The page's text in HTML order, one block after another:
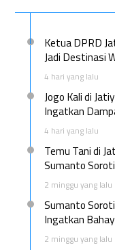
Ketua DPRD
Jadi Destinasi
4 hari yang lalu
Jogo Kali di
Ingatkan
4 hari yang lalu
Temu Tani di
Sumanto
2 minggu yang lalu
Sumanto
Ingatkan
2 minggu yang lalu